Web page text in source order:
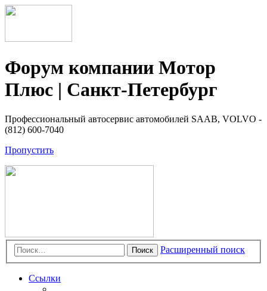
Форум компании Мотор
Плюс | Санкт-Петербург
Профессиональный автосервис автомобилей SAAB, VOLVO -
(812) 600-7040
Пропустить
Поиск Расширенный поиск
Ссылки